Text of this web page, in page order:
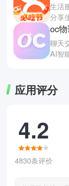
生活
分享
oc
聊天
AI智
应用评分
4.2
4830条评价